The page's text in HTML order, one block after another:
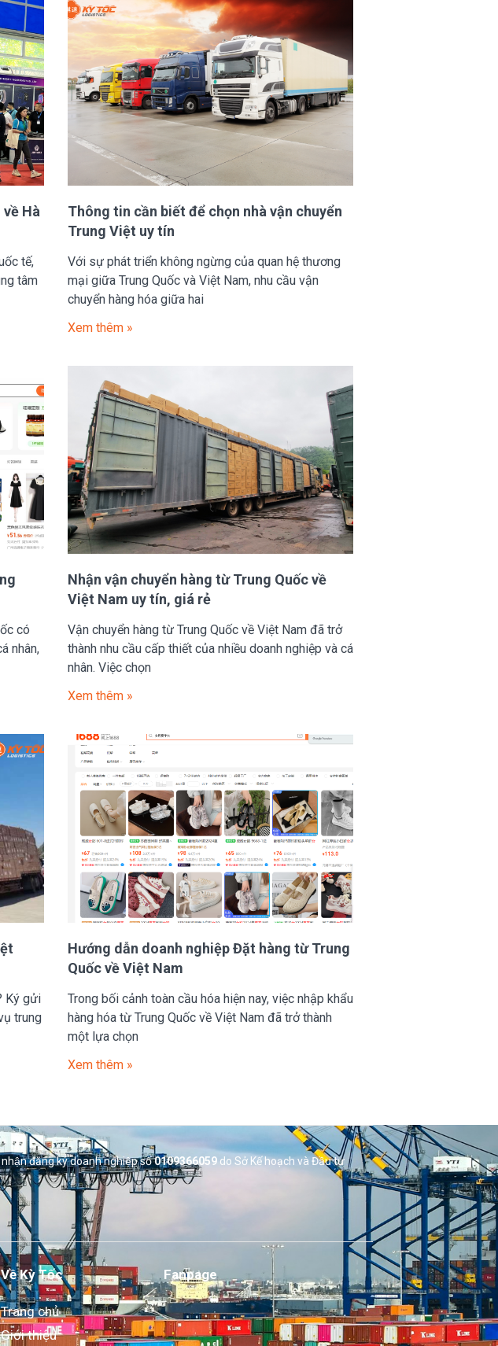
Hà
tế,
tâm
Thông tin cần biết để chọn nhà vận chuyển
Trung Việt uy tín
Với sự phát triển không ngừng của quan hệ thương
mại giữa Trung Quốc và Việt Nam, nhu cầu vận
chuyển hàng hóa giữa hai
Xem thêm »
có
nhân,
Nhận vận chuyển hàng từ Trung Quốc về
Việt Nam uy tín, giá rẻ
Vận chuyển hàng từ Trung Quốc về Việt Nam đã trở
thành nhu cầu cấp thiết của nhiều doanh nghiệp và cá
nhân. Việc chọn
Xem thêm »
Ký gửi
trung
Hướng dẫn doanh nghiệp Đặt hàng từ Trung
Quốc về Việt Nam
Trong bối cảnh toàn cầu hóa hiện nay, việc nhập khẩu
hàng hóa từ Trung Quốc về Việt Nam đã trở thành
một lựa chọn
Xem thêm »
nhận đăng ký doanh nghiệp số0109366059do Sở Kế hoạch và Đầu tư
Về Kỳ Tốc
Trang chủ
Giới thiệu
Fanpage